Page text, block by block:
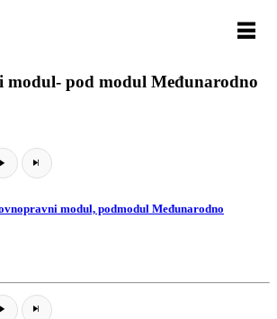
modul- pod modul Međunarodno
modul, podmodul Međunarodno